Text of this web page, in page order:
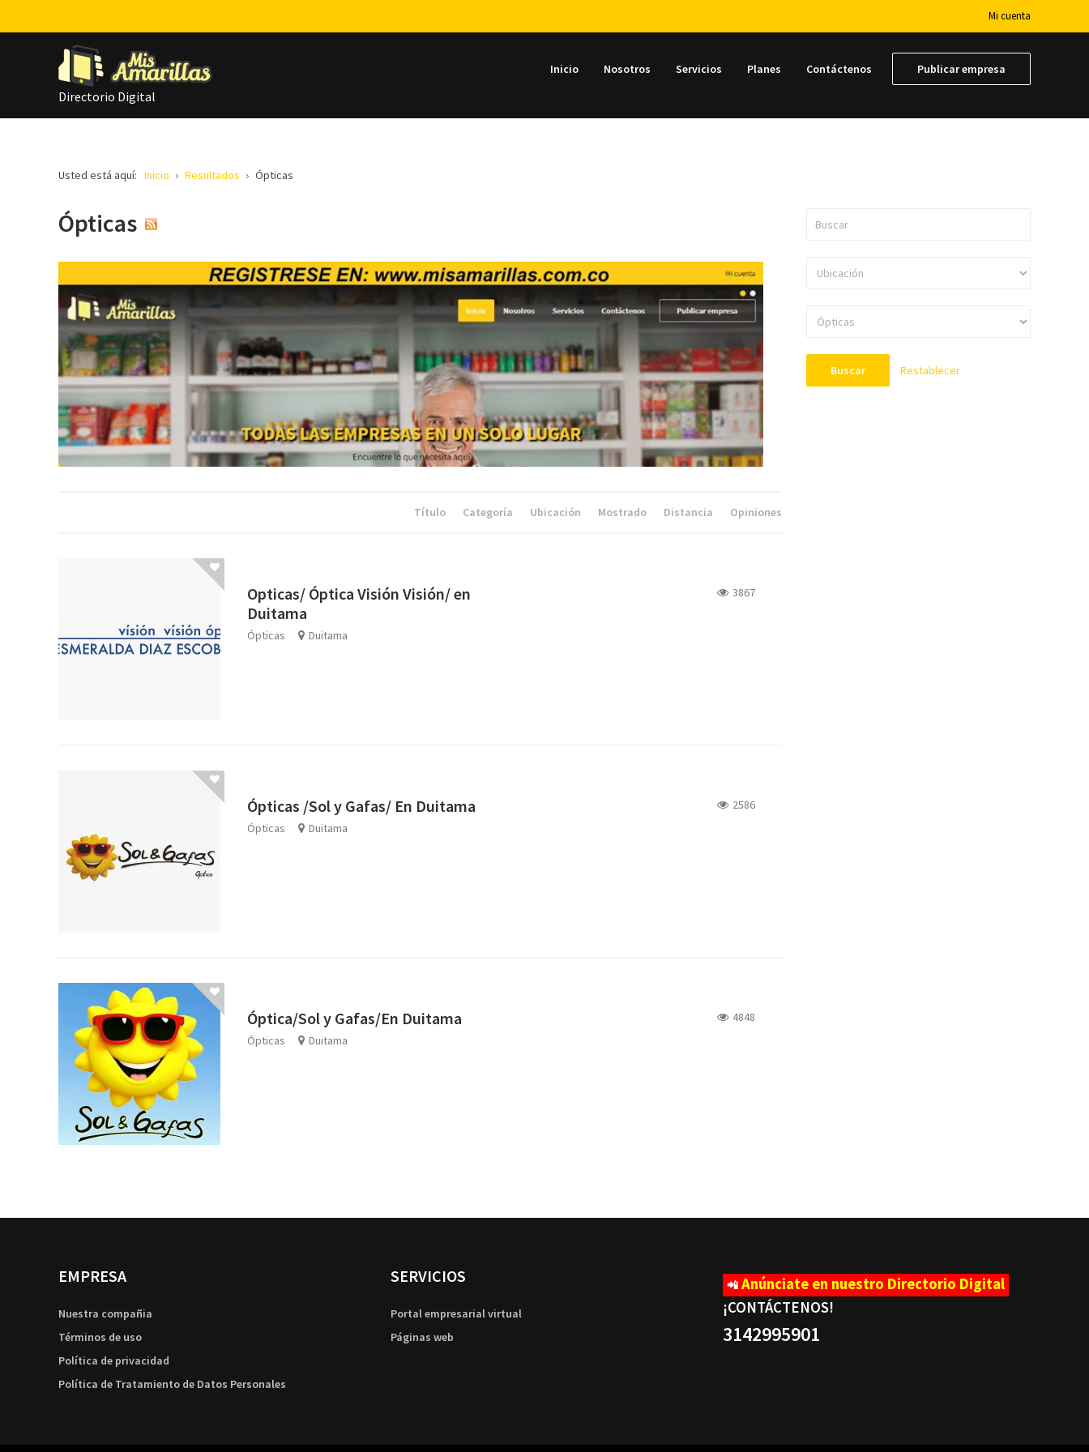
Mi cuenta
Directorio Digital
Inicio Nosotros Servicios Planes Contáctenos Publicar empresa
Usted está aquí: Inicio Resultados Ópticas
Ópticas
Título Categoría Ubicación Mostrado Distancia Opiniones
Opticas/ Óptica Visión Visión/ en
Duitama
Ópticas Duitama
3867
Ópticas /Sol y Gafas/ En Duitama
Ópticas Duitama
2586
Óptica/Sol y Gafas/En Duitama
Ópticas Duitama
4848
Buscar Restablecer
EMPRESA
Nuestra compañia
Términos de uso
Política de privacidad
Política de Tratamiento de Datos Personales
SERVICIOS
Portal empresarial virtual
Páginas web
📲 Anúnciate en nuestro Directorio Digital
¡CONTÁCTENOS!
3142995901